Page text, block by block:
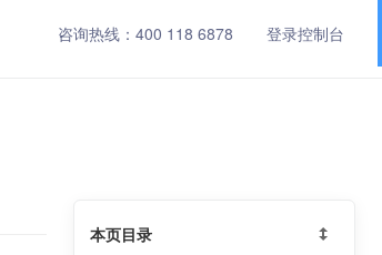
咨询热线： 400 118 6878 登录控制台
本页目录